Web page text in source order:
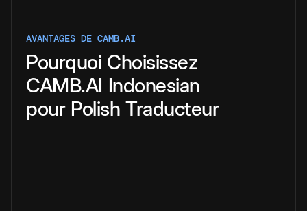
AVANTAGES DE CAMB.AI
Pourquoi Choisissez
CAMB.AI Indonesian
pour Polish Traducteur